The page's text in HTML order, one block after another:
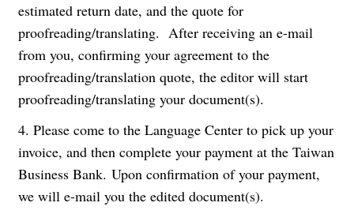
estimated return date, and the quote for
proofreading/translating. After receiving an e-mail
from you, confirming your agreement to the
proofreading/translation quote, the editor will start
proofreading/translating your document(s).
4. Please come to the Language Center to pick up your
invoice, and then complete your payment at the Taiwan
Business Bank. Upon confirmation of your payment,
we will e-mail you the edited document(s).